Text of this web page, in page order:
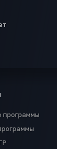
программы